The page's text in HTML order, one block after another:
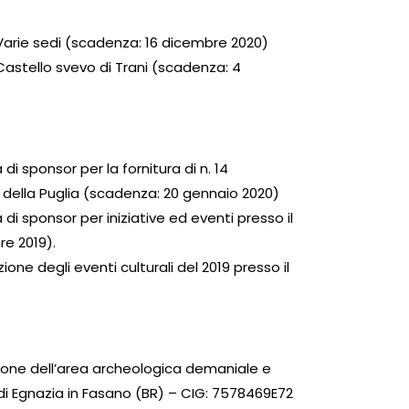
sedi (scadenza: 16 dicembre 2020)
svevo di Trani (scadenza: 4
sponsor per la fornitura di n. 14
Puglia (scadenza: 20 gennaio 2020)
sponsor per iniziative ed eventi presso il
2019).
degli eventi culturali del 2019 presso il
dell’area archeologica demaniale e
in Fasano (BR) – CIG: 7578469E72